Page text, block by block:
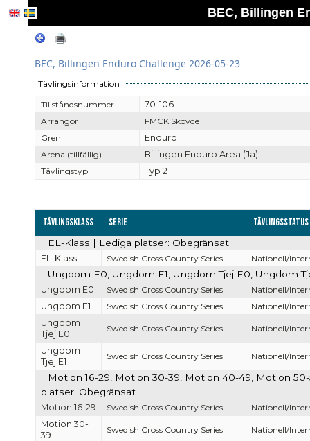
BEC, Billingen
BEC, Billingen Enduro Challenge 2026-05-23
Tävlingsinformation
Tillståndsnummer
70-106
Arrangör
FMCK Skövde
Gren
Enduro
Arena (tillfällig)
Billingen Enduro Area (Ja)
Tävlingstyp
Typ 2
Tävlingsklass Serie Tävlingsstatus
EL-Klass | Lediga platser: Obegränsat
EL-Klass Swedish Cross Country Series Nationell/
Ungdom E0, Ungdom E1, Ungdom Tjej E0, Ungdom
Ungdom E0 Swedish Cross Country Series
Nationell/
Ungdom E1
Swedish Cross Country Series
Nationell/
Ungdom
Tjej E0
Swedish Cross Country Series Nationell/
Ungdom
Tjej E1
Swedish Cross Country Series Nationell/
Motion 16-29, Motion 30-39, Motion 40-49, Motion
platser: Obegränsat
Motion 16-29 Swedish Cross Country Series
Nationell/
Motion 30-
39
Swedish Cross Country Series Nationell/